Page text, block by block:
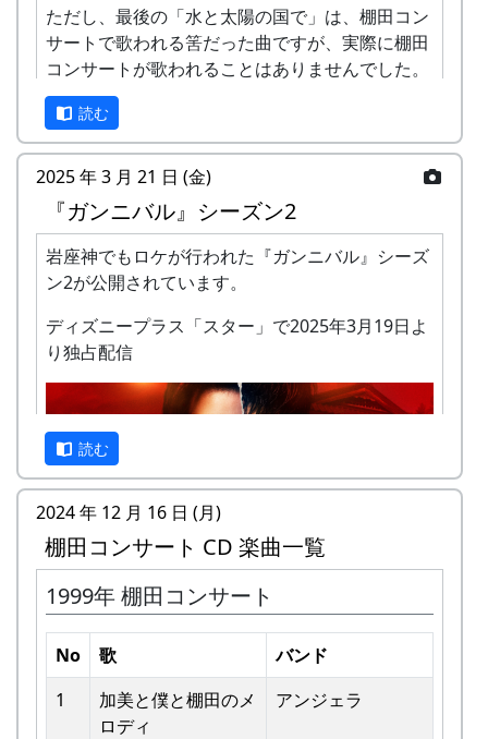
ただし、最後の「水と太陽の国で」は、棚田コン
サートで歌われる筈だった曲ですが、実際に棚田
コンサートが歌われることはありませんでした。
棚田のうた ～ふるさと加美の里へ～
私達メシポンバンドが若い頃連続出場を果たして
ガーの“坂庭省悟さん”を始め審査員の方が見守る
中、毎年優秀バンドが表彰されました。
私達は、この「棚田のうた ～ふるさと加美の里
へ～」で出場した年、“２位”に入ることができま
した。賞品は何と！「地元産の卵、半年分」でし
た。
田んぼの真ん中で山積みの卵の箱を受け取り、バ
ンドメンバーで分けて持って帰ろうとしてたら、
他のバンドに目茶苦茶うらやましがられたのを覚
えています。
読む
2025 年 3 月 21 日 (金)
『ガンニバル』シーズン2
岩座神でもロケが行われた『ガンニバル』シーズ
ン2が公開されています。
ディズニープラス「スター」で2025年3月19日よ
り独占配信
予告編
読む
2024 年 12 月 16 日 (月)
棚田コンサート CD 楽曲一覧
1999年 棚田コンサート
No 歌
バンド
1
加美と僕と棚⽥のメ
ロディ
アンジェラ